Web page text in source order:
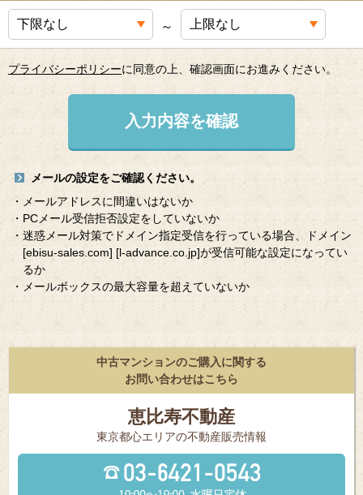
～
プライバシーポリシーに同意の上、確認画面にお進みください。
入力内容を確認
メールの設定をご確認ください。
・メールアドレスに間違いはないか
・PCメール受信拒否設定をしていないか
・迷惑メール対策でドメイン指定受信を行っている場合、ドメイン
[ebisu-sales.com] [l-advance.co.jp]が受信可能な設定になってい
るか
・メールボックスの最大容量を超えていないか
中古マンションのご購入に関する
お問い合わせはこちら
恵比寿不動産
東京都⼼エリアの不動産販売情報